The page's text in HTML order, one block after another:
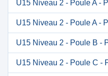
U15 Niveau 2 - Poule A -
U15 Niveau 2 - Poule A -
U15 Niveau 2 - Poule B -
U15 Niveau 2 - Poule C -